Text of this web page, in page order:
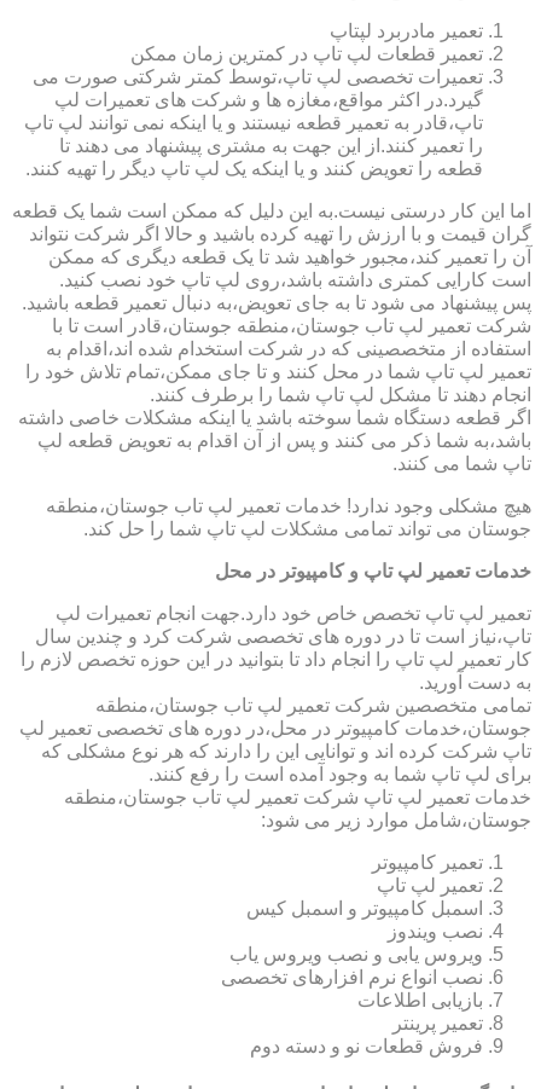
تعمیر مادربرد لپتاپ
تعمیر قطعات لپ تاپ در کمترین زمان ممکن
تعمیرات تخصصی لپ تاپ،توسط کمتر شرکتی صورت می
گیرد.در اکثر مواقع،مغازه ها و شرکت های تعمیرات لپ
تاپ،قادر به تعمیر قطعه نیستند و یا اینکه نمی توانند لپ تاپ
را تعمیر کنند.از این جهت به مشتری پیشنهاد می دهند تا
قطعه را تعویض کنند و یا اینکه یک لپ تاپ دیگر را تهیه کنند.
اما این کار درستی نیست.به این دلیل که ممکن است شما یک قطعه
گران قیمت و با ارزش را تهیه کرده باشید و حالا اگر شرکت نتواند
آن را تعمیر کند،مجبور خواهید شد تا یک قطعه دیگری که ممکن
است کارایی کمتری داشته باشد،روی لپ تاپ خود نصب کنید.
پس پیشنهاد می شود تا به جای تعویض،به دنبال تعمیر قطعه باشید.
شرکت تعمیر لپ تاب جوستان،منطقه جوستان،قادر است تا با
استفاده از متخصصینی که در شرکت استخدام شده اند،اقدام به
تعمیر لپ تاپ شما در محل کنند و تا جای ممکن،تمام تلاش خود را
انجام دهند تا مشکل لپ تاپ شما را برطرف کنند.
اگر قطعه دستگاه شما سوخته باشد یا اینکه مشکلات خاصی داشته
باشد،به شما ذکر می کنند و پس از آن اقدام به تعویض قطعه لپ
تاپ شما می کنند.
هیچ مشکلی وجود ندارد! خدمات تعمیر لپ تاب جوستان،منطقه
جوستان می تواند تمامی مشکلات لپ تاپ شما را حل کند.
خدمات تعمیر لپ تاپ و کامپیوتر در محل
تعمیر لپ تاپ تخصص خاص خود دارد.جهت انجام تعمیرات لپ
تاپ،نیاز است تا در دوره های تخصصی شرکت کرد و چندین سال
کار تعمیر لپ تاپ را انجام داد تا بتوانید در این حوزه تخصص لازم را
به دست آورید.
تمامی متخصصین شرکت تعمیر لپ تاب جوستان،منطقه
جوستان،خدمات کامپیوتر در محل،در دوره های تخصصی تعمیر لپ
تاپ شرکت کرده اند و توانایی این را دارند که هر نوع مشکلی که
برای لپ تاپ شما به وجود آمده است را رفع کنند.
خدمات تعمیر لپ تاپ شرکت تعمیر لپ تاب جوستان،منطقه
جوستان،شامل موارد زیر می شود:
تعمیر کامپیوتر
تعمیر لپ تاپ
اسمبل کامپیوتر و اسمبل کیس
نصب ویندوز
ویروس یابی و نصب ویروس یاب
نصب انواع نرم افزارهای تخصصی
بازیابی اطلاعات
تعمیر پرینتر
فروش قطعات نو و دسته دوم